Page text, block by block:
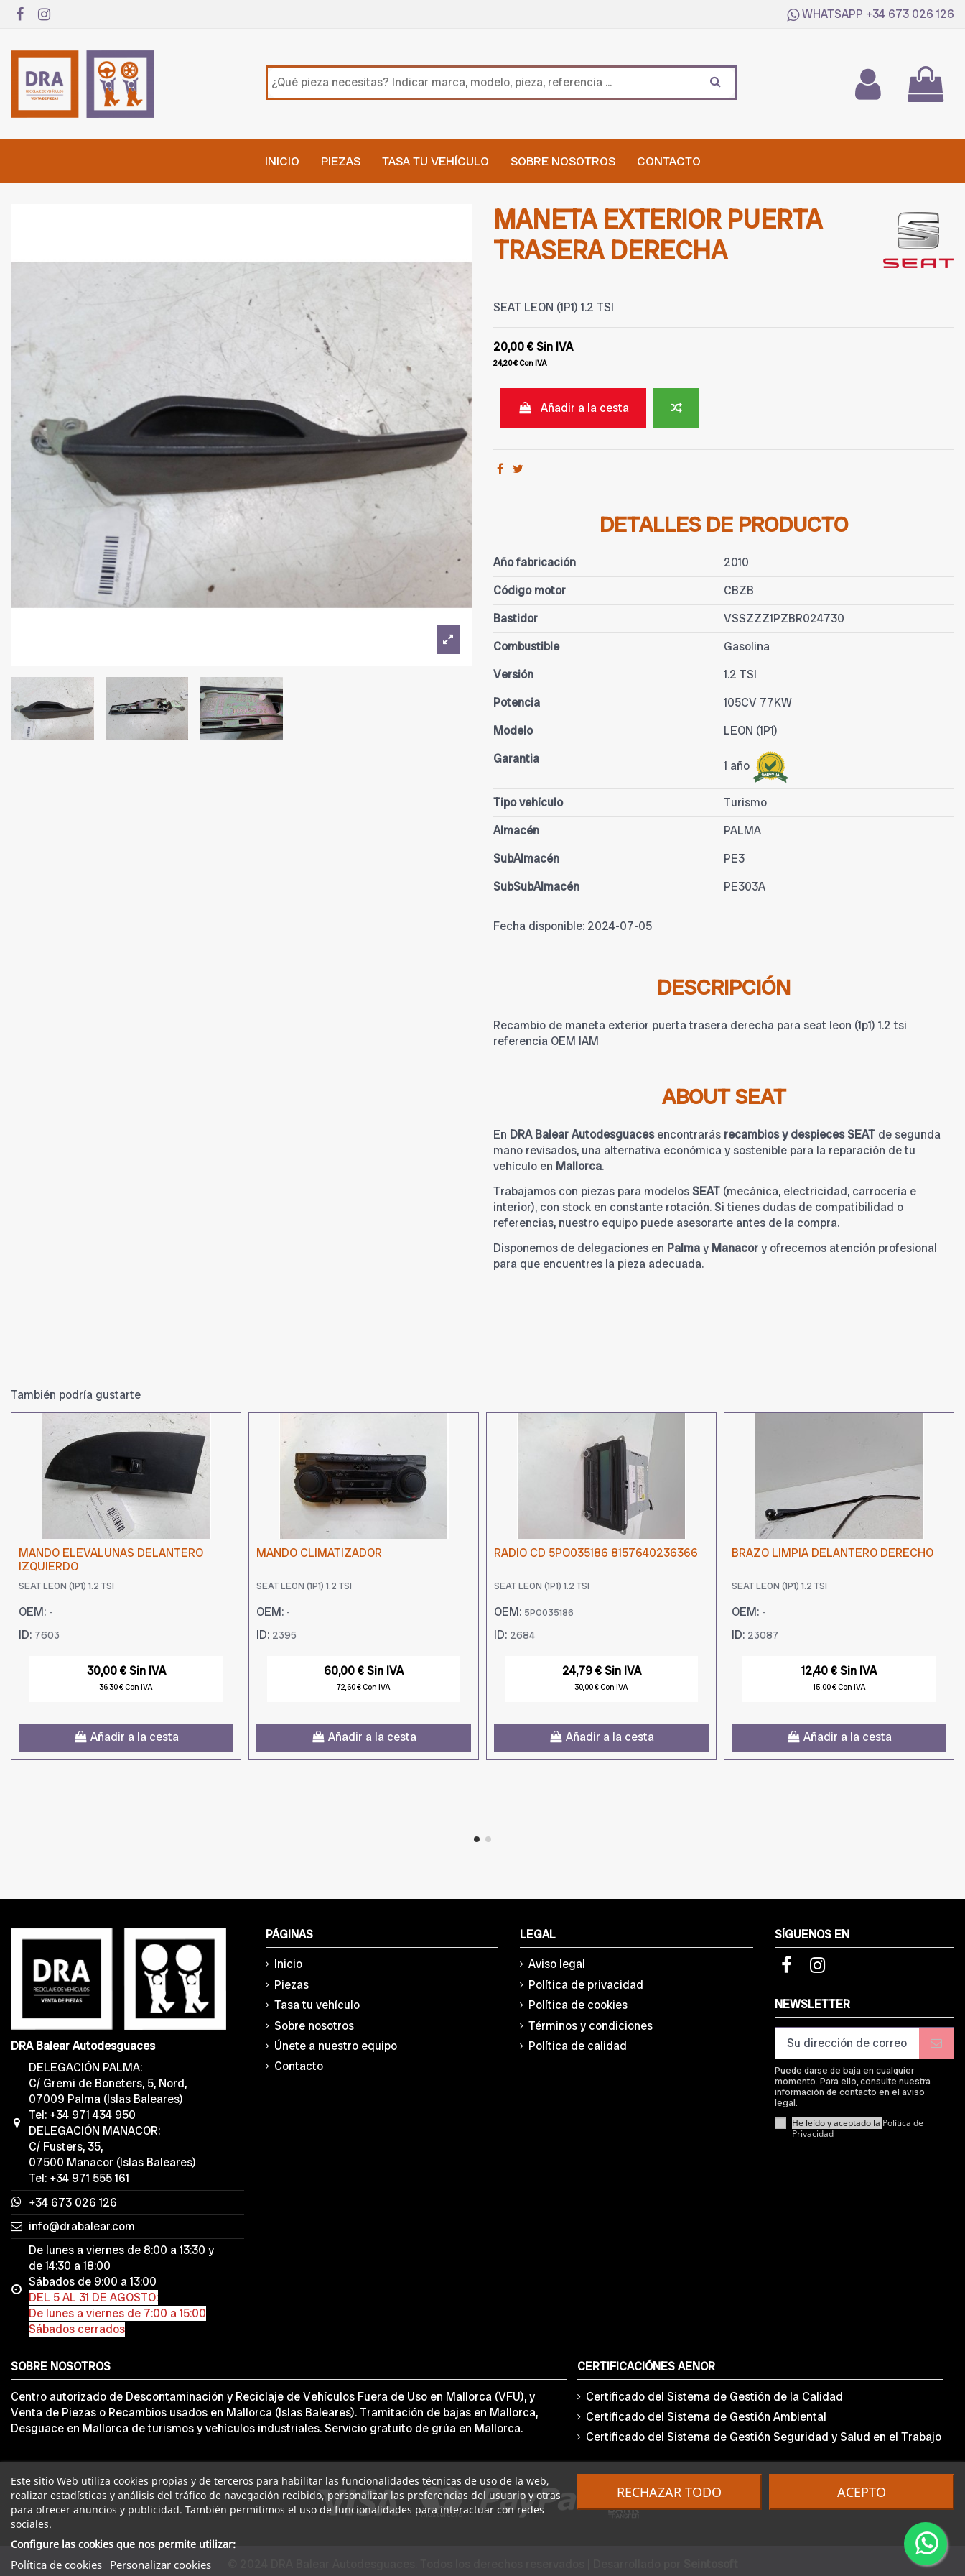
WHATSAPP +34 673 026 126
INICIO PIEZAS TASA TU VEHÍCULO SOBRE NOSOTROS CONTACTO
MANETA EXTERIOR PUERTA
TRASERA DERECHA
SEAT LEON (1P1) 1.2 TSI
20,00 €Sin IVA
24,20 €Con IVA
Añadir a la cesta
DETALLES DE PRODUCTO
Año fabricación
2010
Código motor
CBZB
Bastidor
VSSZZZ1PZBR024730
Combustible
Gasolina
Versión
1.2 TSI
Potencia
105CV 77KW
Modelo
LEON (1P1)
Garantia
1 año
Tipo vehículo
Turismo
Almacén
PALMA
SubAlmacén
PE3
SubSubAlmacén
PE303A
Fecha disponible: 2024-07-05
DESCRIPCIÓN
Recambio de maneta exterior puerta trasera derecha para seat leon (1p1) 1.2 tsi
referencia OEM IAM
ABOUT SEAT
En DRA Balear Autodesguacesencontrarás recambios y despieces SEAT de segunda
mano revisados, una alternativa económica y sostenible para la reparación de tu
vehículo en Mallorca.
Trabajamos con piezas para modelosSEAT (mecánica, electricidad, carrocería e
interior), con stock en constante rotación. Si tienes dudas de compatibilidad o
referencias, nuestro equipo puede asesorarte antes de la compra.
Disponemos de delegaciones en Palmay Manacory ofrecemos atención profesional
para que encuentres la pieza adecuada.
También podría gustarte
MANDO ELEVALUNAS DELANTERO
IZQUIERDO
SEAT LEON (1P1) 1.2 TSI
OEM: -
ID: 7603
30,00 € Sin IVA
36,30 € Con IVA
Añadir a la cesta
MANDO CLIMATIZADOR
SEAT LEON (1P1) 1.2 TSI
OEM: -
ID: 2395
60,00 € Sin IVA
72,60 € Con IVA
Añadir a la cesta
RADIO CD 5PO035186 8157640236366
SEAT LEON (1P1) 1.2 TSI
OEM: 5PO035186
ID: 2684
24,79 € Sin IVA
30,00 € Con IVA
Añadir a la cesta
BRAZO LIMPIA DELANTERO DERECHO
SEAT LEON (1P1) 1.2 TSI
OEM: -
ID: 23087
12,40 € Sin IVA
15,00 € Con IVA
Añadir a la cesta
DRA Balear Autodesguaces
DELEGACIÓN PALMA:
C/ Gremi de Boneters, 5, Nord,
07009 Palma (Islas Baleares)
Tel: +34 971 434 950
DELEGACIÓN MANACOR:
C/ Fusters, 35,
07500 Manacor (Islas Baleares)
Tel: +34 971 555 161
+34 673 026 126
info@drabalear.com
De lunes a viernes de 8:00 a 13:30 y
de 14:30 a 18:00
Sábados de 9:00 a 13:00
DEL 5 AL 31 DE AGOSTO:
De lunes a viernes de 7:00 a 15:00
Sábados cerrados
PÁGINAS
Inicio
Piezas
Tasa tu vehículo
Sobre nosotros
Únete a nuestro equipo
Contacto
LEGAL
Aviso legal
Política de privacidad
Política de cookies
Términos y condiciones
Política de calidad
Este sitio Web utiliza cookies propias y de terceros para habilitar las funcionalidades técnicas de uso de la web,
realizar estadísticas y análisis del tráfico de navegación recibido, personalizar las preferencias del usuario y otras
para ofrecer anuncios y publicidad. También permitimos el uso de funcionalidades para interactuar con redes
sociales.
Configure las cookies que nos permite utilizar:
Política de cookies Personalizar cookies
RECHAZAR TODO ACEPTO
SÍGUENOS EN
NEWSLETTER
Puede darse de baja en cualquier
momento. Para ello, consulte nuestra
información de contacto en el aviso
legal.
He leído y aceptado la Política de
Privacidad
SOBRE NOSOTROS
Centro autorizado de Descontaminación y Reciclaje de Vehículos Fuera de Uso en Mallorca (VFU), y
Venta de Piezas o Recambios usados en Mallorca (Islas Baleares). Tramitación de bajas en Mallorca,
Desguace en Mallorca de turismos y vehículos industriales. Servicio gratuito de grúa en Mallorca.
CERTIFICACIÓNES AENOR
Certificado del Sistema de Gestión de la Calidad
Certificado del Sistema de Gestión Ambiental
Certificado del Sistema de Gestión Seguridad y Salud en el Trabajo